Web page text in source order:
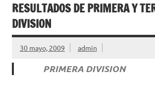
RESULTADOS DE PRIMERA Y
DIVISION
30 mayo, 2009 admin
PRIMERA DIVISION